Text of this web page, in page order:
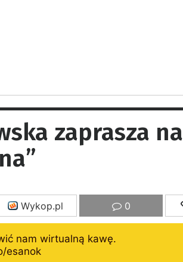
zaprasza na
Wykop.pl 0
nam wirtualną kawę.
esanok